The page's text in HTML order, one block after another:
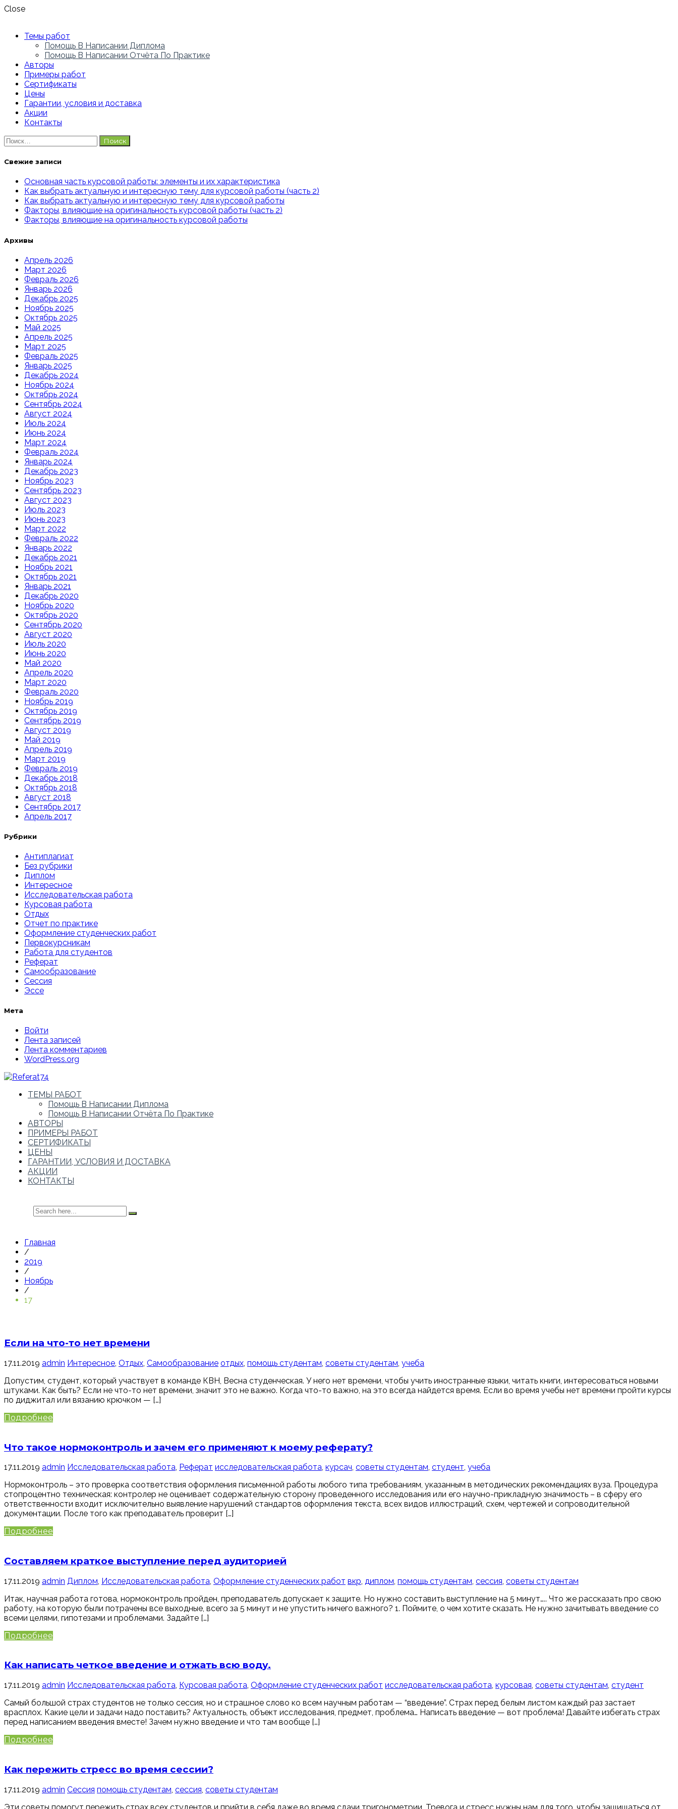
Close
Темы работ
Помощь В Написании Диплома
Помощь В Написании Отчёта По Практике
Авторы
Примеры работ
Сертификаты
Цены
Гарантии, условия и доставка
Акции
Контакты
Найти:
Свежие записи
Основная часть курсовой работы: элементы и их характеристика
Как выбрать актуальную и интересную тему для курсовой работы (часть 2)
Как выбрать актуальную и интересную тему для курсовой работы
Факторы, влияющие на оригинальность курсовой работы (часть 2)
Факторы, влияющие на оригинальность курсовой работы
Архивы
Апрель 2026
Март 2026
Февраль 2026
Январь 2026
Декабрь 2025
Ноябрь 2025
Октябрь 2025
Май 2025
Апрель 2025
Март 2025
Февраль 2025
Январь 2025
Декабрь 2024
Ноябрь 2024
Октябрь 2024
Сентябрь 2024
Август 2024
Июль 2024
Июнь 2024
Март 2024
Февраль 2024
Январь 2024
Декабрь 2023
Ноябрь 2023
Сентябрь 2023
Август 2023
Июль 2023
Июнь 2023
Март 2022
Февраль 2022
Январь 2022
Декабрь 2021
Ноябрь 2021
Октябрь 2021
Январь 2021
Декабрь 2020
Ноябрь 2020
Октябрь 2020
Сентябрь 2020
Август 2020
Июль 2020
Июнь 2020
Май 2020
Апрель 2020
Март 2020
Февраль 2020
Ноябрь 2019
Октябрь 2019
Сентябрь 2019
Август 2019
Май 2019
Апрель 2019
Март 2019
Февраль 2019
Декабрь 2018
Октябрь 2018
Август 2018
Сентябрь 2017
Апрель 2017
Рубрики
Антиплагиат
Без рубрики
Диплом
Интересное
Исследовательская работа
Курсовая работа
Отдых
Отчет по практике
Оформление студенческих работ
Первокурсникам
Работа для студентов
Реферат
Самообразование
Сессия
Эссе
Мета
Войти
Лента записей
Лента комментариев
WordPress.org
ТЕМЫ РАБОТ
Помощь В Написании Диплома
Помощь В Написании Отчёта По Практике
АВТОРЫ
ПРИМЕРЫ РАБОТ
СЕРТИФИКАТЫ
ЦЕНЫ
ГАРАНТИИ, УСЛОВИЯ И ДОСТАВКА
АКЦИИ
КОНТАКТЫ
Главная
/
2019
/
Ноябрь
/
17
Если на что-то нет времени
17.11.2019 admin Интересное, Отдых, Самообразование отдых, помощь студентам, советы студентам, учеба
Допустим, студент, который участвует в команде КВН, Весна студенческая. У него нет времени, чтобы учить иностранные языки, читать книги, интересоваться новыми
штуками. Как быть? Если не что-то нет времени, значит это не важно. Когда что-то важно, на это всегда найдется время. Если во время учебы нет времени пройти курсы
по диджитал или вязанию крючком — […]
Подробнее
Что такое нормоконтроль и зачем его применяют к моему реферату?
17.11.2019 admin Исследовательская работа, Реферат исследовательская работа, курсач, советы студентам, студент, учеба
Нормоконтроль – это проверка соответствия оформления письменной работы любого типа требованиям, указанным в методических рекомендациях вуза. Процедура
стопроцентно техническая: контролер не оценивает содержательную сторону проведенного исследования или его научно-прикладную значимость – в сферу его
ответственности входит исключительно выявление нарушений стандартов оформления текста, всех видов иллюстраций, схем, чертежей и сопроводительной
документации. После того как преподаватель проверит […]
Подробнее
Составляем краткое выступление перед аудиторией
17.11.2019 admin Диплом Исследовательская работа Оформление студенческих работ вкр диплом помощь студентам сессия советы студентам
Итак, научная работа готова, нормоконтроль пройден, преподаватель допускает к защите. Но нужно составить выступление на 5 минут….. Что же рассказать про свою
работу, на которую были потрачены все выходные, всего за 5 минут и не упустить ничего важного? 1. Поймите, о чем хотите сказать. Не нужно зачитывать введение со
всеми целями, гипотезами и проблемами. Задайте […]
Подробнее
Как написать четкое введение и отжать всю воду.
17.11.2019 admin Исследовательская работа, Курсовая работа, Оформление студенческих работ исследовательская работа, курсовая, советы студентам, студент
Самый большой страх студентов не только сессия, но и страшное слово ко всем научным работам — “введение”. Страх перед белым листом каждый раз застает
врасплох. Какие цели и задачи надо поставить? Актуальность, объект исследования, предмет, проблема… Написать введение — вот проблема! Давайте избегать страх
перед написанием введения вместе! Зачем нужно введение и что там вообще […]
Подробнее
Как пережить стресс во время сессии?
17.11.2019 admin Сессия помощь студентам сессия советы студентам
Эти советы помогут пережить страх всех студентов и прийти в себя даже во время сдачи тригонометрии. Тревога и стресс нужны нам для того, чтобы защищаться от